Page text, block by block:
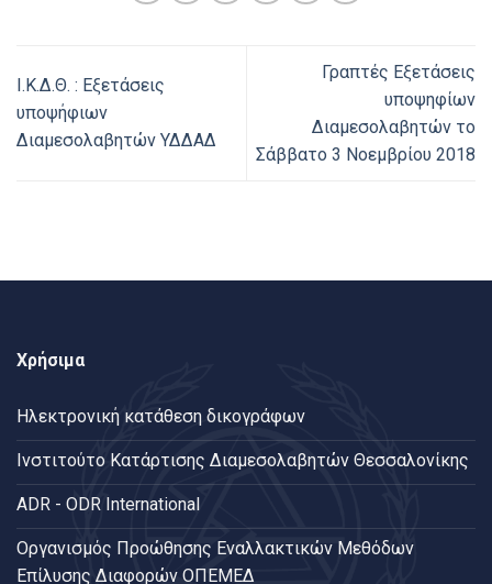
Ι.Κ.Δ.Θ. : Εξετάσεις
υποψήφιων
Διαμεσολαβητών ΥΔΔΑΔ
Γραπτές Εξετάσεις
υποψηφίων
Διαμεσολαβητών το
Σάββατο 3 Νοεμβρίου 2018
Χρήσιμα
Ηλεκτρονική κατάθεση δικογράφων
Ινστιτούτο Κατάρτισης Διαμεσολαβητών Θεσσαλονίκης
ADR - ODR International
Oργανισμός Προώθησης Εναλλακτικών Μεθόδων
Επίλυσης Διαφορών ΟΠΕΜΕΔ